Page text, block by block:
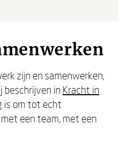
zijn en samenwerken,
beschrijven in Kracht in
is om tot echt
een team, met een